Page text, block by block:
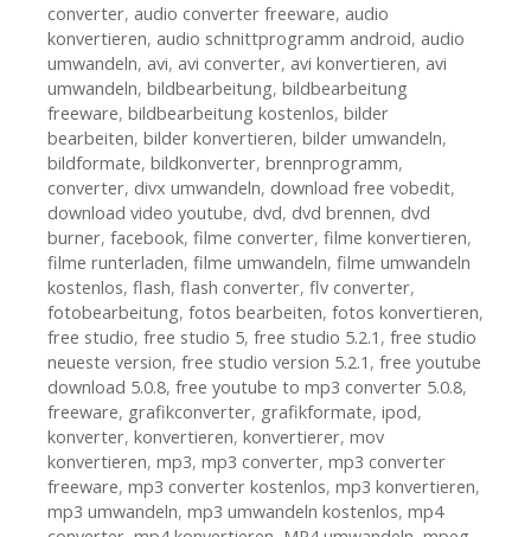
converter, audio converter freeware, audio
konvertieren, audio schnittprogramm android, audio
umwandeln, avi, avi converter, avi konvertieren, avi
umwandeln, bildbearbeitung, bildbearbeitung
freeware, bildbearbeitung kostenlos, bilder
bearbeiten, bilder konvertieren, bilder umwandeln,
bildformate, bildkonverter, brennprogramm,
converter, divx umwandeln, download free vobedit,
download video youtube, dvd, dvd brennen, dvd
burner, facebook, filme converter, filme konvertieren,
filme runterladen, filme umwandeln, filme umwandeln
kostenlos, flash, flash converter, flv converter,
fotobearbeitung, fotos bearbeiten, fotos konvertieren,
free studio, free studio 5, free studio 5.2.1 , free studio
neueste version, free studio version 5.2.1 , free youtube
download 5.0.8, free youtube to mp3 converter 5.0.8,
freeware, grafikconverter, grafikformate, ipod,
konverter, konvertieren, konvertierer, mov
konvertieren, mp3, mp3 converter, mp3 converter
freeware, mp3 converter kostenlos, mp3 konvertieren,
mp3 umwandeln, mp3 umwandeln kostenlos, mp4